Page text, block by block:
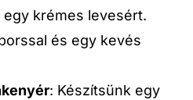
egy krémes levesért.
és egy kevés
: Készítsünk egy